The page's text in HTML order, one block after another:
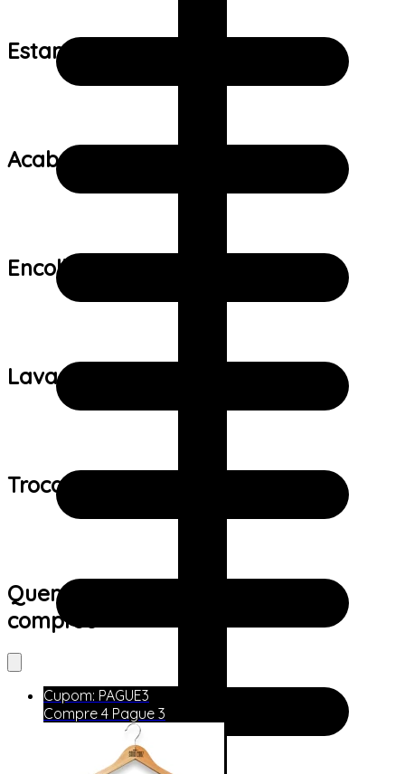
Estampa:
Acabamento:
Encolhimento:
Lavagem:
Trocas e devoluções:
Quem viu este produto também
comprou